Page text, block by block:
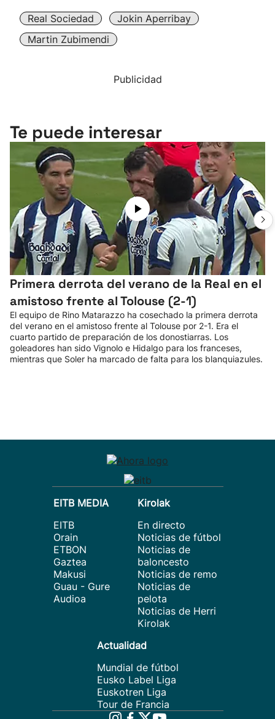
Real Sociedad
Jokin Aperribay
Martin Zubimendi
Publicidad
Te puede interesar
Primera derrota del verano de la Real en el
amistoso frente al Tolouse (2-1)
El equipo de Rino Matarazzo ha cosechado la primera derrota
del verano en el amistoso frente al Tolouse por 2-1. Era el
cuarto partido de preparación de los donostiarras. Los
goleadores han sido Vignolo e Hidalgo para los franceses,
mientras que Soler ha marcado de falta para los blanquiazules.
EITB MEDIA
EITB
Orain
ETBON
Gaztea
Makusi
Guau - Gure
Audioa
Kirolak
En directo
Noticias de fútbol
Noticias de
baloncesto
Noticias de remo
Noticias de
pelota
Noticias de Herri
Kirolak
Actualidad
Mundial de fútbol
Eusko Label Liga
Euskotren Liga
Tour de Francia